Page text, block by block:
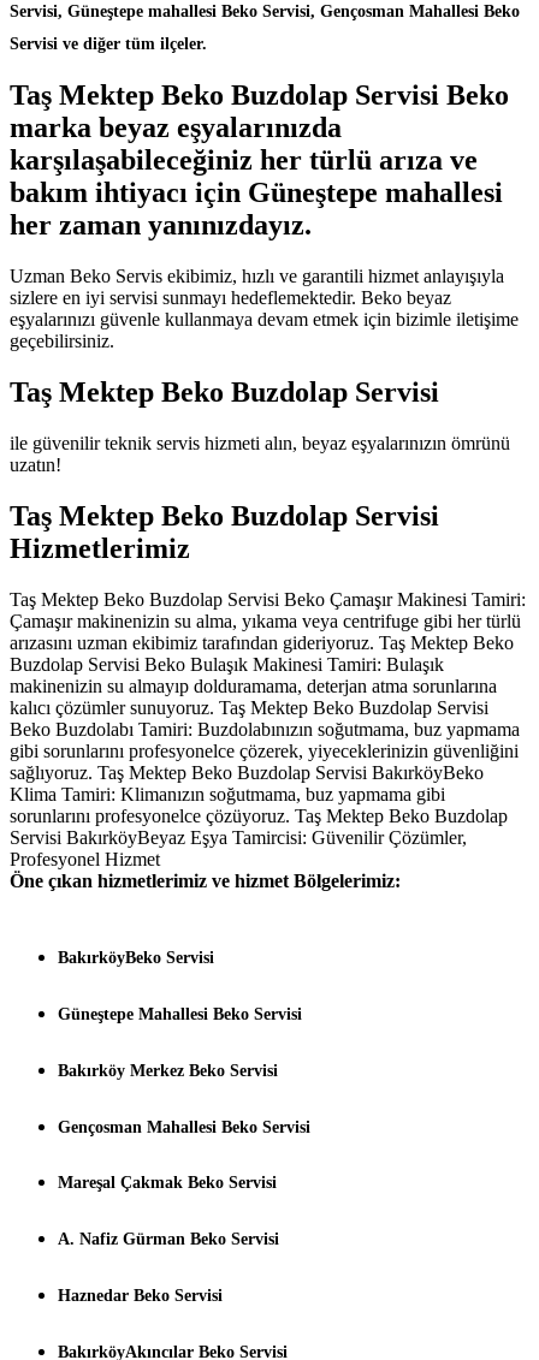
Servisi, Güneştepe mahallesi Beko Servisi, Gençosman Mahallesi Beko
Servisi ve diğer tüm ilçeler.
Taş Mektep Beko Buzdolap Servisi Beko
marka beyaz eşyalarınızda
karşılaşabileceğiniz her türlü arıza ve
bakım ihtiyacı için Güneştepe mahallesi
her zaman yanınızdayız.
Uzman Beko Servis ekibimiz, hızlı ve garantili hizmet anlayışıyla
sizlere en iyi servisi sunmayı hedeflemektedir. Beko beyaz
eşyalarınızı güvenle kullanmaya devam etmek için bizimle iletişime
geçebilirsiniz.
Taş Mektep Beko Buzdolap Servisi
ile güvenilir teknik servis hizmeti alın, beyaz eşyalarınızın ömrünü
uzatın!
Taş Mektep Beko Buzdolap Servisi
Hizmetlerimiz
Taş Mektep Beko Buzdolap Servisi Beko Çamaşır Makinesi Tamiri:
Çamaşır makinenizin su alma, yıkama veya centrifuge gibi her türlü
arızasını uzman ekibimiz tarafından gideriyoruz. Taş Mektep Beko
Buzdolap Servisi Beko Bulaşık Makinesi Tamiri: Bulaşık
makinenizin su almayıp dolduramama, deterjan atma sorunlarına
kalıcı çözümler sunuyoruz. Taş Mektep Beko Buzdolap Servisi
Beko Buzdolabı Tamiri: Buzdolabınızın soğutmama, buz yapmama
gibi sorunlarını profesyonelce çözerek, yiyeceklerinizin güvenliğini
sağlıyoruz. Taş Mektep Beko Buzdolap Servisi BakırköyBeko
Klima Tamiri: Klimanızın soğutmama, buz yapmama gibi
sorunlarını profesyonelce çözüyoruz. Taş Mektep Beko Buzdolap
Servisi BakırköyBeyaz Eşya Tamircisi: Güvenilir Çözümler,
Profesyonel Hizmet
Öne çıkan hizmetlerimiz ve hizmet Bölgelerimiz:
BakırköyBeko Servisi
Güneştepe Mahallesi Beko Servisi
Bakırköy Merkez Beko Servisi
Gençosman Mahallesi Beko Servisi
Mareşal Çakmak Beko Servisi
A. Nafiz Gürman Beko Servisi
Haznedar Beko Servisi
BakırköyAkıncılar Beko Servisi